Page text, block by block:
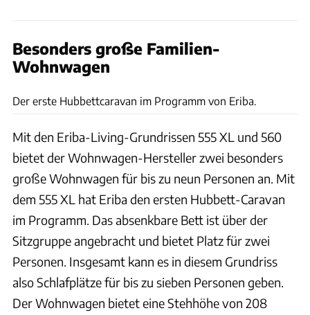
Besonders große Familien-
Wohnwagen
Der erste Hubbettcaravan im Programm von Eriba.
Mit den Eriba-Living-Grundrissen 555 XL und 560
bietet der Wohnwagen-Hersteller zwei besonders
große Wohnwagen für bis zu neun Personen an. Mit
dem 555 XL hat Eriba den ersten Hubbett-Caravan
im Programm. Das absenkbare Bett ist über der
Sitzgruppe angebracht und bietet Platz für zwei
Personen. Insgesamt kann es in diesem Grundriss
also Schlafplätze für bis zu sieben Personen geben.
Der Wohnwagen bietet eine Stehhöhe von 208